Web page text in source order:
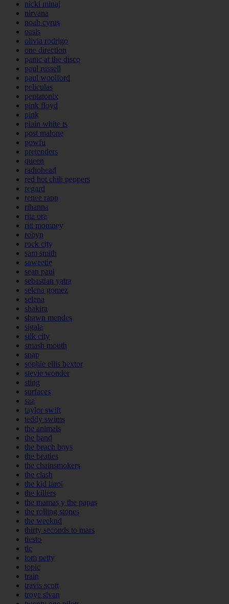
nicki minaj
nirvana
noah cyrus
oasis
olivia rodrigo
one direction
panic at the disco
paul russell
paul woolford
peliculas
pentatonix
pink floyd
pink
plain white ts
post malone
powfu
pretenders
queen
radiohead
red hot chili peppers
regard
renee rapp
rihanna
rita ora
ritt momney
robyn
rock city
sam smith
saweetie
sean paul
sebastian yatra
selena gomez
selena
shakira
shawn mendes
sigala
silk city
smash mouth
snap
sophie ellis bextor
stevie wonder
sting
surfaces
sza
taylor swift
teddy swims
the animals
the band
the beach boys
the beatles
the chainsmokers
the clash
the kid laroi
the killers
the mamas y the papas
the rolling stones
the weeknd
thirty seconds to mars
tiesto
tlc
tom petty
topic
train
travis scott
troye sivan